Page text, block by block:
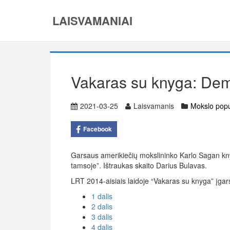
LAISVAMANIAI
Vakaras su knyga:
2021-03-25 Laisvamanis Mokslo
Facebook
Garsaus amerikiečių mokslininko Karlo Sagan
tamsoje”. Ištraukas skaito Darius Bulavas.
LRT 2014-aisiais laidoje “Vakaras su knyga”
1 dalis
2 dalis
3 dalis
4 dalis